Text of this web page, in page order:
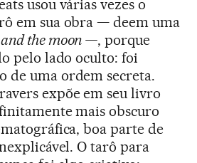
usou várias vezes o
em sua obra — deem uma
the moon —, porque
pelo lado oculto: foi
de uma ordem secreta.
expõe em seu livro
mais obscuro
boa parte de
O tarô para